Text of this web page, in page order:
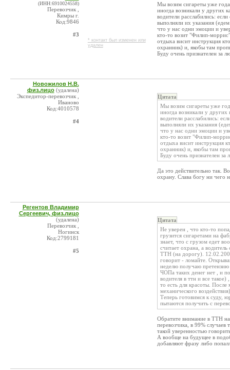
(ИНН:6910024558)
Перевозчик ,
Кимры г.
Код:9846
#3
* контакт был изменен или
удален
Мы возим сигареты уже
иногда возникали у других
водители расслабились:
выполняли их указания
что у нас одни эмоции и
кто-то возит "Филип-
отдыха висит инструкция
охранник) и, якобы там
Буду очень признателен за
Новожилов Н.В.
физ.лицо (удалена)
Экспедитор-перевозчик ,
Иваново
Код:4010578
#4
Цитата
Мы возим сигареты уже
иногда возникали у
водители расслабились:
выполняли их указания
что у нас одни эмоции и
кто-то возит "Филип-
отдыха висит инструкция
охранник) и, якобы там
Буду очень признателен
Да это действительно так.
охрану. Слава богу ни чего
Регентов Владимир
Сергеевич, физ.лицо
(удалена)
Перевозчик ,
Ногинск
Код:2799181
#5
Цитата
Не уверен , что кто-то
грузится сигаретами на
знает, что с грузом едет
считает охрана, а
ТТН (на дорогу).
говорит - ломайте.
неделю получаю
ЧОПа таких денег нет , и
водителя в ттн и все
то есть для красоты.
механического
Теперь готовимся к суду,
пытаются получить с
Обратите внимание в ТТН на
перевозчика, в 99% случаев
такой уверенностью
А вообще на будущее в
добавляют фразу либо